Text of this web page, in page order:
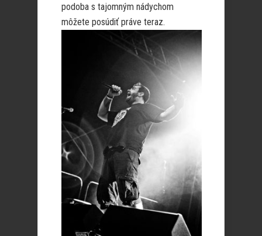
podoba s tajomným nádychom
môžete posúdiť práve teraz.